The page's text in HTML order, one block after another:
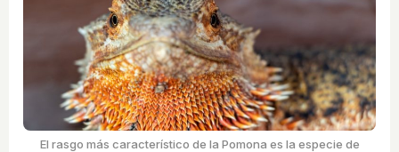
El rasgo más característico de la Pomona es la especie de